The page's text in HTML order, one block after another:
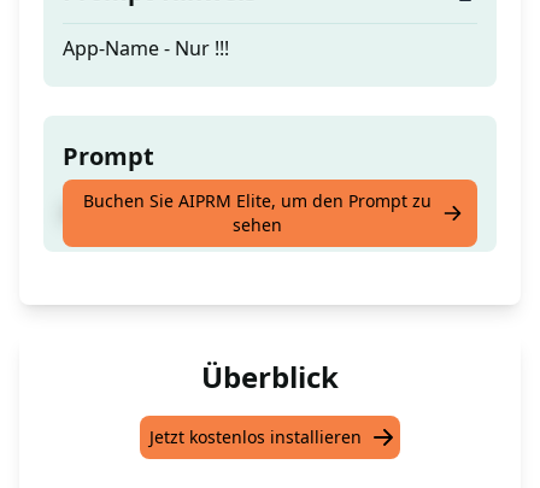
App-Name - Nur !!!
Prompt
APKs FAQ's und ihre Antworten in 1 Klick :-)
Buchen Sie AIPRM Elite, um den Prompt zu
sehen
Überblick
Jetzt kostenlos installieren